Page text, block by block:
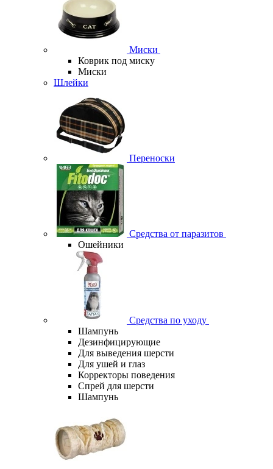
Миски
Коврик под миску
Миски
Шлейки
Переноски
Средства от паразитов
Ошейники
Средства по уходу
Шампунь
Дезинфицирующие
Для выведения шерсти
Для ушей и глаз
Корректоры поведения
Спрей для шерсти
Шампунь